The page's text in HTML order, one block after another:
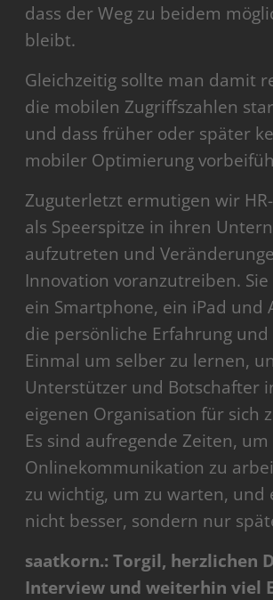
dass der Weg zu beidem
bleibt.
Gleichzeitig sollte man damit
die mobilen Zugriffszahlen
und dass früher oder später
mobiler Optimierung
Zuguterletzt ermutigen wir
als Speerspitze in ihren
aufzutreten und
Innovation voranzutreiben.
ein Smartphone, ein iPad und
die persönliche Erfahrung und
Einmal um selber zu lernen,
Unterstützer und Botschafter
eigenen Organisation für sich
Es sind aufregende Zeiten,
Onlinekommunikation zu
zu wichtig, um zu warten, und
nicht besser, sondern nur
saatkorn.: Torgil, herzlichen
Interview und weiterhin viel